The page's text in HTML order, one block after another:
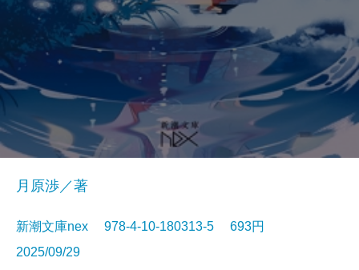
月原渉／著
新潮文庫nex 978-4-10-180313-5 693円
2025/09/29